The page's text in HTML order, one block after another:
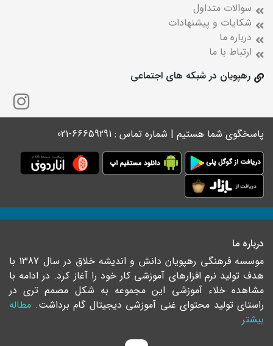
سوالات متداول
شکایات و پیشنهادات
درباره ما
ارتباط با ما
رهپویان در شبکه های اجتماعی
پاسخگوی شما هستیم | شماره تماس : 66659291-021
درباره ما
موسسه فرهنگی رهپویان دانش و اندیشه خلاق در سال 1387 با
هدف تولید نرم افزارهای آموزشی کار خود را آغاز کرد. در ادامه با
مشاهده خلاء آموزشی این مجموعه به شکل مصمم تری در
راستای تولید محتوای غنی آموزشی دیجیتال گام برداشت. مطاله
بیشتر